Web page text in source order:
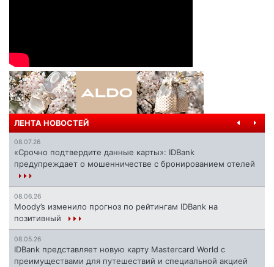
ЛЕНТА НОВОСТЕЙ
08.07.26
«Срочно подтвердите данные карты»: IDBank
предупреждает о мошенничестве с бронированием отелей
08.06.26
Moody’s изменило прогноз по рейтингам IDBank на
позитивный
08.05.26
IDBank представляет новую карту Mastercard World с
преимуществами для путешествий и специальной акцией